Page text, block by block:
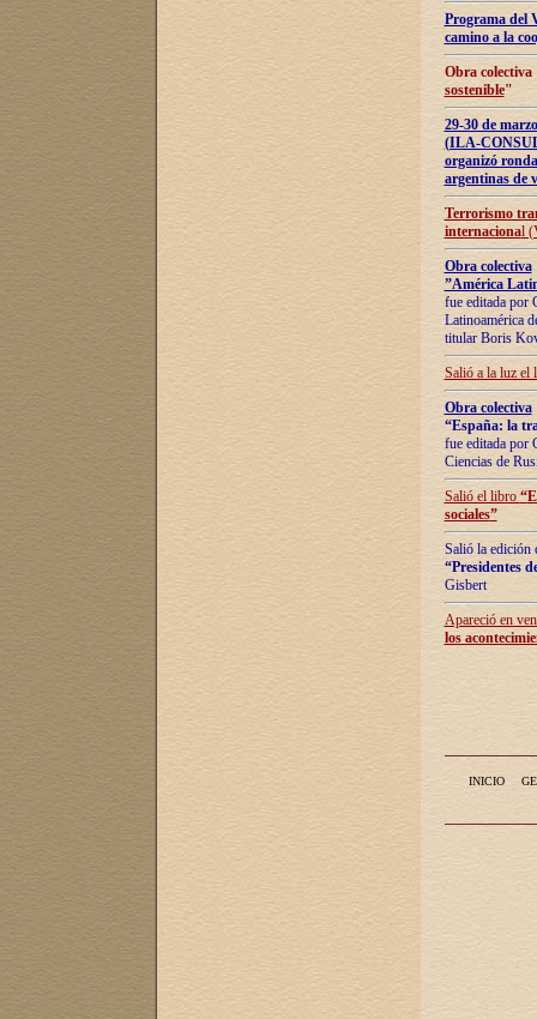
Programa del
camino a la
Obra
sostenible"
29-30 de
(ILA-
organizó
argentinas de
Terrorismo
internacional
Obra colectiva
”América
fue editada por
Latinoamérica
titular Boris
Salió a la luz el
Obra colectiva
“España: la
fue editada por
Ciencias de
Salió el libro “
sociales”
Salió la edición
“Presidentes
Gisbert
Apareció en
los
INICIO